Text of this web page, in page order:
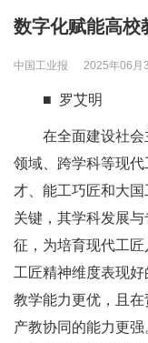
数字化赋能高校
中国工业报 2025年06月
■ 罗艾明
在全面建设社会
领域、跨学科等现
才、能工巧匠和大
关键，其学科发展
征，为培育现代工匠
工匠精神维度表现
教学能力更优，且
产教协同的能力更